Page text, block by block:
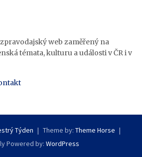
web zaměřený na
témata, kulturu a události v ČR i v
Týden Theme by: Theme Horse
Powered by: WordPress